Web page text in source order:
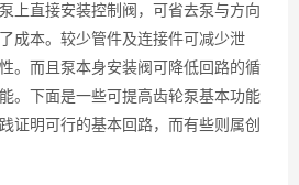
上直接安装控制阀，可省去泵与方向
成本。较少管件及连接件可减少泄
。而且泵本身安装阀可降低回路的循
。下面是一些可提高齿轮泵基本功能
证明可行的基本回路，而有些则属创